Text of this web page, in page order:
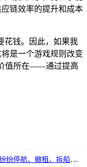
链效率的提升和成本
花钱。因此，如果我
是一个游戏规则改变
值所在——通过提高
海运运价已暴跌90%！马士基等船公司纷纷停航、撤租、拆船，专家预测2023价格战全面开打